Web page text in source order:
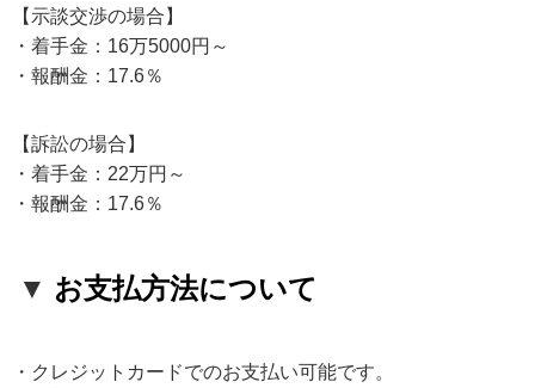
【示談交渉の場合】
・着手金：16万5000円～
・報酬金：17.6％
【訴訟の場合】
・着手金：22万円～
・報酬金：17.6％
▼ お支払方法について
・クレジットカードでのお支払い可能です。